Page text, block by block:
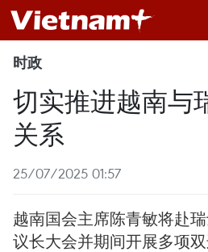
时政
切实推进越南与
关系
25/07/2025 01:57
越南国会主席陈青敏将赴
议长大会并期间开展多项